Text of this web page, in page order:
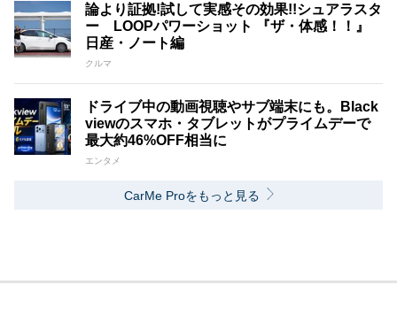
論より証拠!試して実感その効果!!シュアラスタ
ー LOOPパワーショット 『ザ・体感！！』
日産・ノート編
クルマ
ドライブ中の動画視聴やサブ端末にも。Black
viewのスマホ・タブレットがプライムデーで
最大約46%OFF相当に
エンタメ
CarMe Proをもっと見る